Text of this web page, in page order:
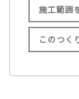
施工範囲
このつく